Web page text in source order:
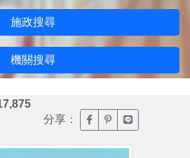
施政搜尋
機關搜尋
分享： 臉書分享(另開新視窗)
噗浪分享(另開新
Line分享(另